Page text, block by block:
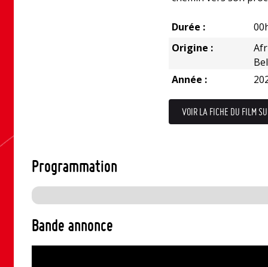
Durée :
Origine :
Année :
VOIR LA FICHE DU FILM
Programmation
Bande annonce